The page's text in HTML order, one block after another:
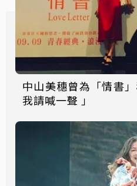
中山美穗曾為「情書
我請喊一聲 」